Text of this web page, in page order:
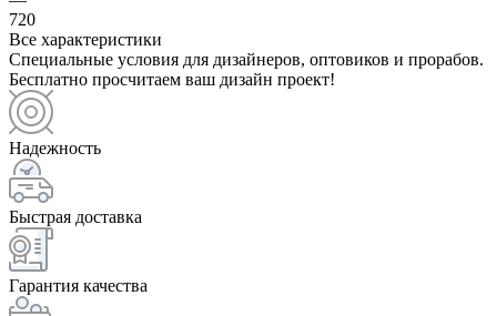
720
Все характеристики
Специальные условия для дизайнеров, оптовиков и прорабов.
Бесплатно просчитаем ваш дизайн проект!
Надежность
Быстрая доставка
Гарантия качества